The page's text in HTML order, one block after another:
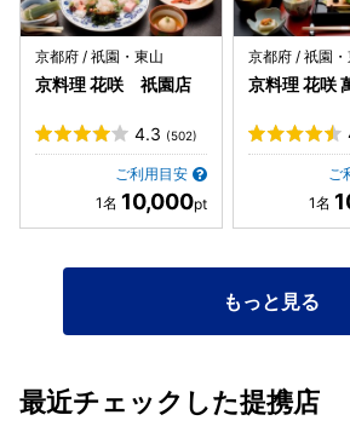
厚な旨みを、薬味と海苔がキリッと引き締
能勢 原木椎茸 大好きな椎茸。厚みがあ
い。衣のサクッとした軽やかさが、肉
ていました。 ・和歌山 紋甲烏賊 柔らかなイカ。さっぱりと
つまいも スポイトでウイスキーをかけ
ままでも甘く充分おいしいですが、ウイ
により風味とコクが付加されます。 ⚫︎食事 穴子丼 揚げたて
の穴子を使った穴子丼。インゲン、菊芋
バジルシャーベット ヨーグルト、ココナッツミルク、ハチミ
ツで作られたシャーベットで非常にさっぱ
は軽めですが、夜はまた異なる構成。そ
ってみたいと思います😊 京都で風情ある場所で食事をした
京都府 / 祇園・東山
京料理 花咲 祇園店
4.3 (502)
ご利用目安
10,000
京都府 / 祇園・
京料理 花咲
ご
もっと見る
最近チェックした提携店